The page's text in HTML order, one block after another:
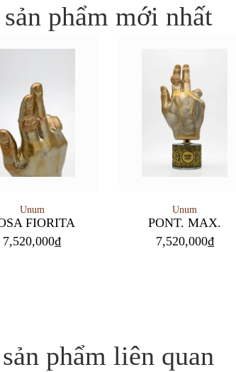
sản phẩm mới nhất
Unum
FIORITA
7,520,000₫
Unum
PONT. MAX.
7,520,000₫
sản phẩm liên quan